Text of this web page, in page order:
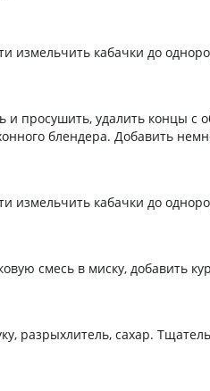
измельчить кабачки до
и просушить, удалить концы с
блендера. Добавить
измельчить кабачки до
смесь в миску, добавить
разрыхлитель, сахар.